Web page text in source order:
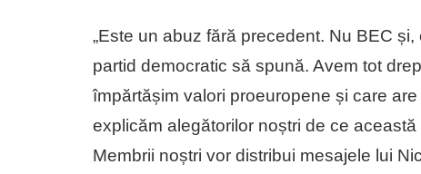
„Este un abuz fără precedent. Nu BEC
partid democratic să spună. Avem tot
împărtășim valori proeuropene și care
explicăm alegătorilor noștri de ce
Membrii noștri vor distribui mesajele lui